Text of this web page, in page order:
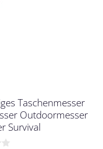
Taschenmesser
Outdoormesser
Survival